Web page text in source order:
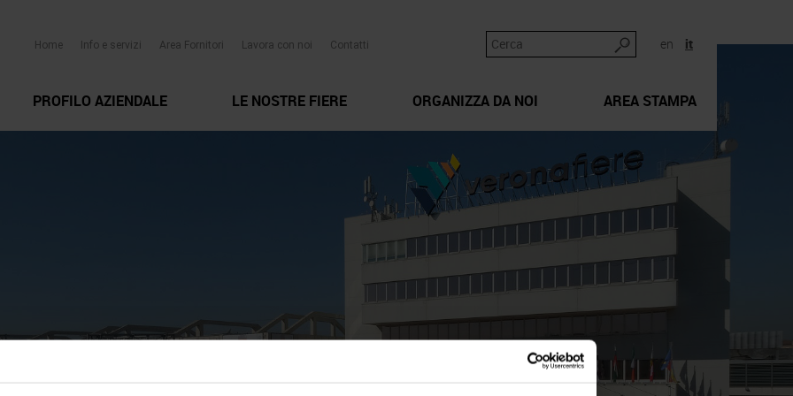
en it
Home Info e servizi Area Fornitori Lavora con noi Contatti
PROFILO AZIENDALE LE NOSTRE FIERE ORGANIZZA DA NOI AREA STAMPA